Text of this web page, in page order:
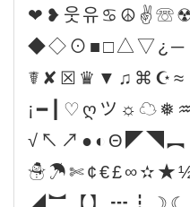
❤❥웃유
¡━┃♡ღツ
√↖↗●◐Θ◤◥︻